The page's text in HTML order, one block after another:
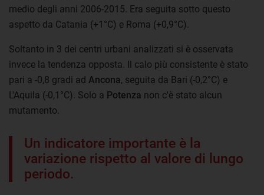
medio degli anni 2006-2015. Era seguita sotto questo
aspetto da Catania (+1°C) e Roma (+0,9°C).
Soltanto in 3 dei centri urbani analizzati si è osservata
invece la tendenza opposta. Il calo più consistente è stato
pari a -0,8 gradi ad Ancona, seguita da Bari (-0,2°C) e
L'Aquila (-0,1°C). Solo a Potenza non c'è stato alcun
mutamento.
Un indicatore importante è la
variazione rispetto al valore di lungo
periodo.